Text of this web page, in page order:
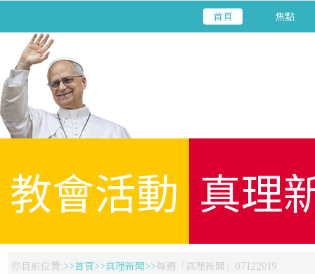
首頁 焦點
教會活動 真理
你目前位置: 首頁 真理新聞 每週「真理新聞」07122019